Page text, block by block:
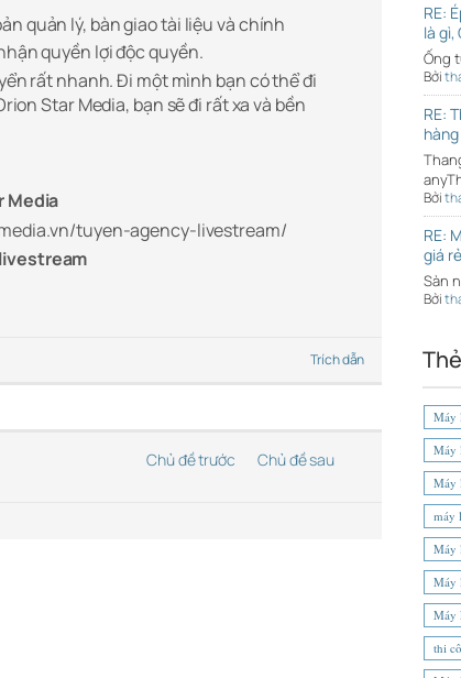
quản lý, bàn giao tài liệu và chính
quyền lợi độc quyền.
rất nhanh. Đi một mình bạn có thể đi
Star Media, bạn sẽ đi rất xa và bền
Media
tuyen-agency-livestream/
Trích dẫn
Chủ đề trước Chủ đề sau
RE:
là gì,
Ống
Bởi
RE:
Bởi
RE:
giá
Sàn
Bởi
Máy
Máy
Máy
máy
Máy
Máy
Máy
thi